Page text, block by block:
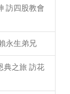
訪四股教會
永生弟兄
典之旅 訪花